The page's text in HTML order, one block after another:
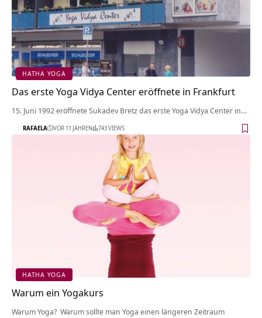
HATHA YOGA
Das erste Yoga Vidya Center eröffnete in Frankfurt
15. Juni 1992 eröffnete Sukadev Bretz das erste Yoga Vidya Center in…
RAFAELA VOR 11 JAHREN 743 VIEWS
HATHA YOGA
Warum ein Yogakurs
Warum Yoga? Warum sollte man Yoga einen längeren Zeitraum